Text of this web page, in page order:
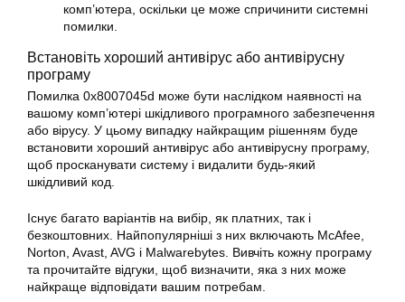
комп’ютера, оскільки це може спричинити системні
помилки
Встановіть хороший антивірус або антивірусну
програму
Помилка 0x8007045d може бути наслідком наявності на
вашому комп’ютері шкідливого програмного забезпечення
або вірусу. У цьому випадку найкращим рішенням буде
встановити хороший антивірус або антивірусну програму,
щоб просканувати систему і видалити будь-який
шкідливий код.
Існує багато варіантів на вибір, як платних, так і
безкоштовних. Найпопулярніші з них включають McAfee,
Norton, Avast, AVG і Malwarebytes. Вивчіть кожну програму
та прочитайте відгуки, щоб визначити, яка з них може
найкраще відповідати вашим потребам.